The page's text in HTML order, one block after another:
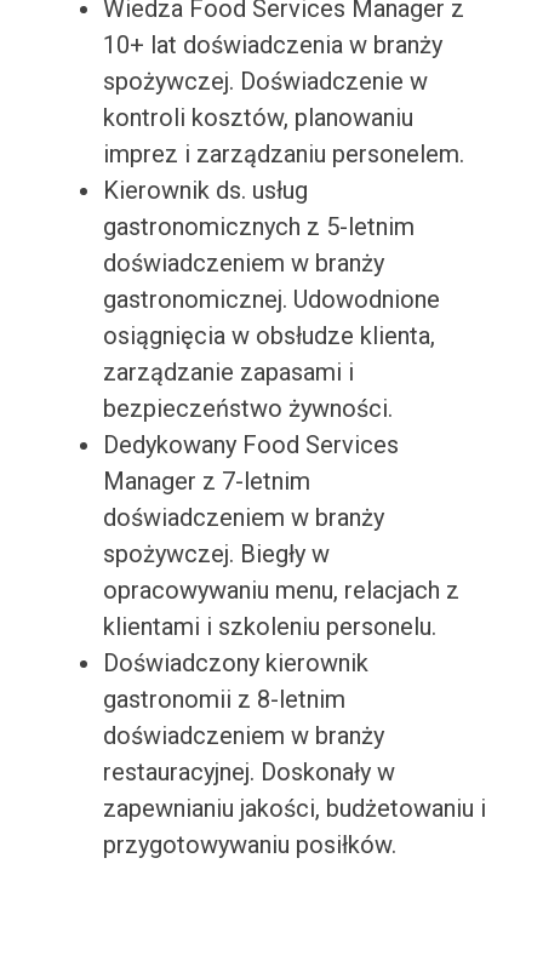
Wiedza Food Services Manager z
10+ lat doświadczenia w branży
spożywczej. Doświadczenie w
kontroli kosztów, planowaniu
imprez i zarządzaniu personelem.
Kierownik ds. usług
gastronomicznych z 5-letnim
doświadczeniem w branży
gastronomicznej. Udowodnione
osiągnięcia w obsłudze klienta,
zarządzanie zapasami i
bezpieczeństwo żywności.
Dedykowany Food Services
Manager z 7-letnim
doświadczeniem w branży
spożywczej. Biegły w
opracowywaniu menu, relacjach z
klientami i szkoleniu personelu.
Doświadczony kierownik
gastronomii z 8-letnim
doświadczeniem w branży
restauracyjnej. Doskonały w
zapewnianiu jakości, budżetowaniu i
przygotowywaniu posiłków.